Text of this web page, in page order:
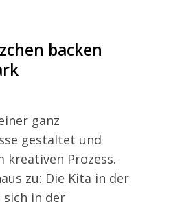
backen
ganz
gestaltet und
Prozess.
zu: Die Kita in der
in der